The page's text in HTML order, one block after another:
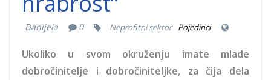
Danijela 0 Neprofitni sektor Pojedinci
Ukoliko u svom okruženju imate mlade
dobročinitelje i dobročiniteljke, za čija dela